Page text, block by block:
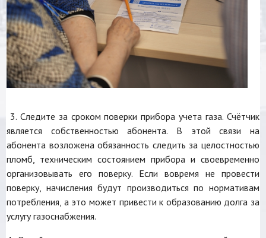
3. Следите за сроком поверки прибора учета газа. Счётчик
является собственностью абонента. В этой связи на
абонента возложена обязанность следить за целостностью
пломб, техническим состоянием прибора и своевременно
организовывать его поверку. Если вовремя не провести
поверку, начисления будут производиться по нормативам
потребления, а это может привести к образованию долга за
услугу газоснабжения.